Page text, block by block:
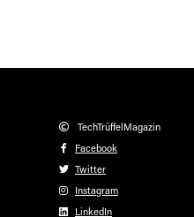
TechTrüffelMagazin
Facebook
Twitter
Instagram
LinkedIn